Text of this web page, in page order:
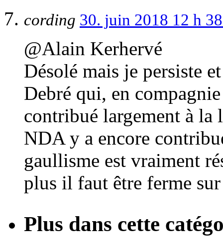
cording 30. juin 2018 12 h
@Alain Kerhervé
Désolé mais je persiste
Debré qui, en
contribué largement à
NDA y a encore
gaullisme est vraiment
plus il faut être ferme
Plus dans cette